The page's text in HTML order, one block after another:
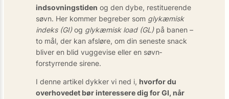
indsovningstiden og den dybe, restituerende
søvn. Her kommer begreber som glykæmisk
indeks (GI)og glykæmisk load (GL)på banen –
to mål, der kan afsløre, om din seneste snack
bliver en blid vuggevise eller en søvn­
forstyrrende sirene.
I denne artikel dykker vi ned i, hvorfor du
overhovedet bør interessere dig for GI, når